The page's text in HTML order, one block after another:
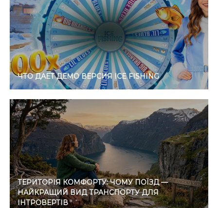
ЧТО ДАЕТ ДЕМО ВЕРСИЯ ICE FISHING
ТЕРИТОРІЯ КОМФОРТУ: ЧОМУ ПОЇЗД —
НАЙКРАЩИЙ ВИД ТРАНСПОРТУ ДЛЯ
ІНТРОВЕРТІВ